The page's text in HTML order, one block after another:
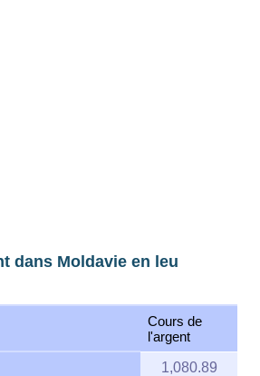
dans Moldavie en leu
Cours de
l'argent
1,080.89